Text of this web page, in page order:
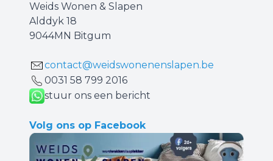
Weids Wonen & Slapen
Alddyk 18
9044MN Bitgum
contact@weidswonenenslapen.be
0031 ‪58 799 2016‬
stuur ons een bericht
Volg ons op Facebook